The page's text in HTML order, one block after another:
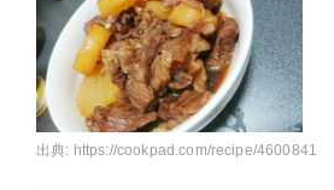
出典: https://cookpad.com/recipe/4600841